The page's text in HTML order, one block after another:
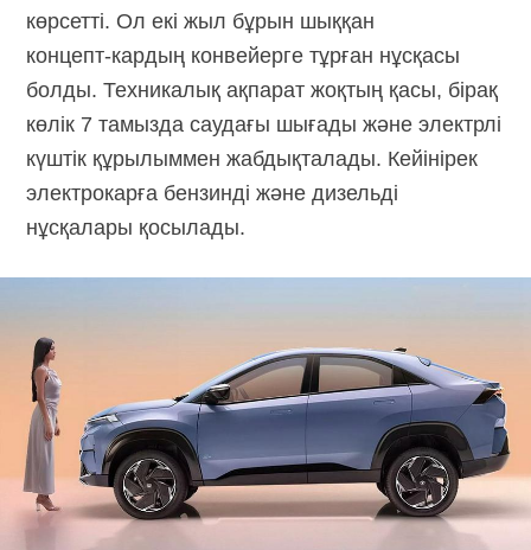
көрсетті. Ол екі жыл бұрын шыққан
концепт-кардың конвейерге тұрған нұсқасы
болды. Техникалық ақпарат жоқтың қасы, бірақ
көлік 7 тамызда саудағы шығады және электрлі
күштік құрылыммен жабдықталады. Кейінірек
электрокарға бензинді және дизельді
нұсқалары қосылады.